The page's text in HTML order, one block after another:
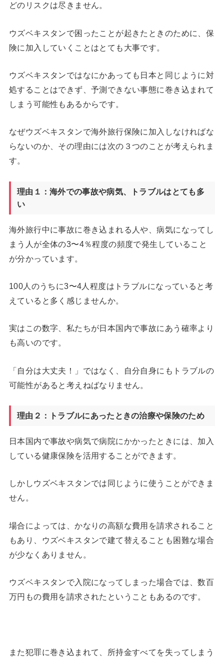
どのリスクは尽きません。
ウズベキスタンで困ったことが起きたときのために、保
険に加入していくことはとても大事です。
ウズベキスタンではなにかあっても日本と同じように対
処することはできず、予測できない事態に巻き込まれて
しまう可能性もあるからです。
なぜウズベキスタンで海外旅行保険に加入しなければな
らないのか、その理由には次の３つのことが考えられま
す。
理由１：海外での事故や病気、トラブルはとても多
い
海外旅行中に事故に巻き込まれる人や、病気になってし
まう人が全体の3〜4％程度の頻度で発生していること
が分かっています。
100人のうちに3〜4人程度はトラブルになっていると考
えていると多く感じませんか。
実はこの数字、私たちが日本国内で事故にあう確率より
も高いのです。
「自分は大丈夫！」ではなく、自分自身にもトラブルの
可能性があると考えねばなりません。
理由２：トラブルにあったときの治療や保険のため
日本国内で事故や病気で病院にかかったときには、加入
している健康保険を活用することができます。
しかしウズベキスタンでは同じように使うことができま
せん。
場合によっては、かなりの高額な費用を請求されること
もあり、ウズベキスタンで建て替えることも困難な場合
が少なくありません。
ウズベキスタンで入院になってしまった場合では、数百
万円もの費用を請求されたということもあるのです。
また犯罪に巻き込まれて、所持金すべてを失ってしまう